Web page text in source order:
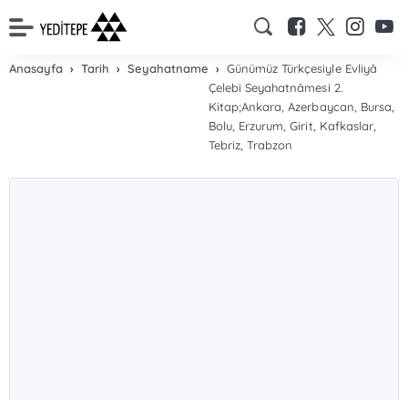
Anasayfa Tarih Seyahatname
Günümüz Türkçesiyle Evliyâ
Çelebi Seyahatnâmesi 2.
Kitap;Ankara, Azerbaycan, Bursa,
Bolu, Erzurum, Girit, Kafkaslar,
Tebriz, Trabzon